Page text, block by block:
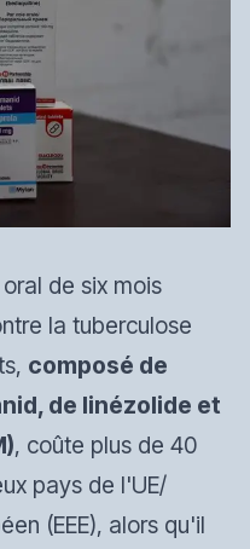
de six mois
la tuberculose
composé de
de linézolide et
, coûte plus de 40
pays de l'UE/
(EEE), alors qu'il